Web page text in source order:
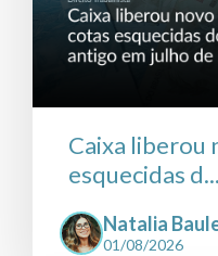
Caixa liberou
esquecidas d...
Natalia
01/08/2026